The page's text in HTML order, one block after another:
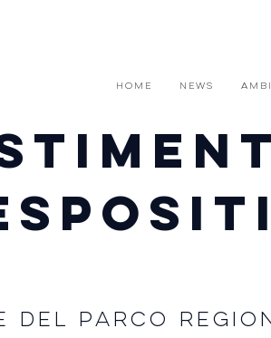
HOME News
DEL PARCO